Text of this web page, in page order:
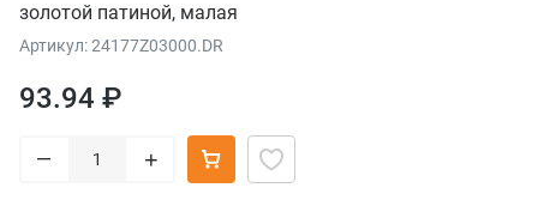
золотой патиной, малая
Артикул: 24177Z03000.DR
93.94 ₽
– +